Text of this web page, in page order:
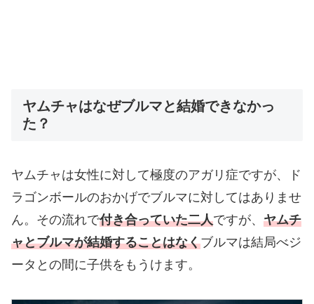
ヤムチャはなぜブルマと結婚できなかっ
た？
ヤムチャは女性に対して極度のアガリ症ですが、ド
ラゴンボールのおかげでブルマに対してはありませ
ん。その流れで付き合っていた二人ですが、 ヤムチ
ャとブルマが結婚することはなくブルマは結局べジ
ータとの間に子供をもうけます。